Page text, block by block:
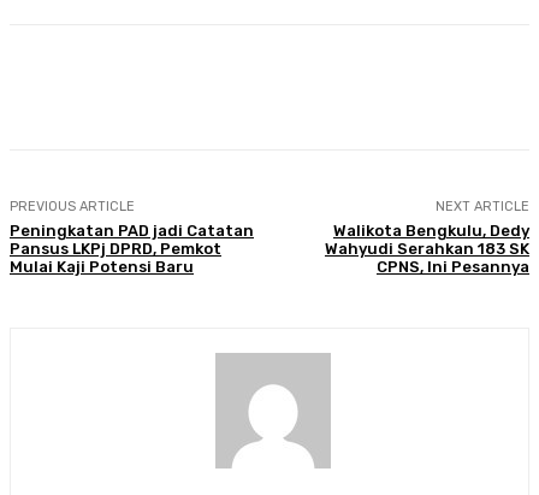
PREVIOUS ARTICLE
Peningkatan PAD jadi Catatan
Pansus LKPj DPRD, Pemkot
Mulai Kaji Potensi Baru
NEXT ARTICLE
Walikota Bengkulu, Dedy
Wahyudi Serahkan 183 SK
CPNS, Ini Pesannya